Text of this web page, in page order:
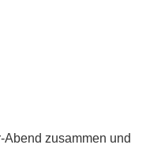
zusammen und